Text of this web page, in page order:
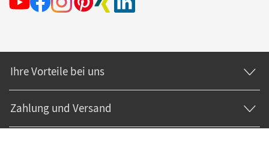
Ihre Vorteile bei uns
Zahlung und Versand